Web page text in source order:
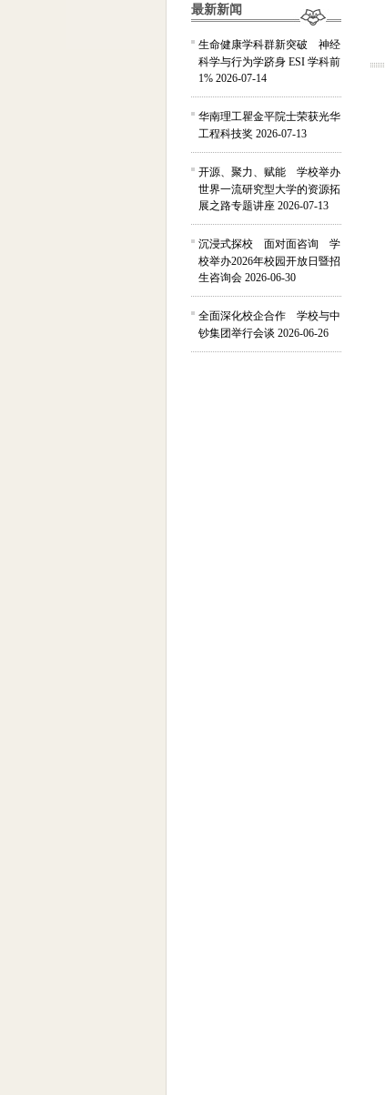
最新新闻
生命健康学科群新突破 神经
科学与行为学跻身 ESI 学科前
1% 2026-07-14
华南理工瞿金平院士荣获光华
工程科技奖 2026-07-13
开源、聚力、赋能 学校举办
世界一流研究型大学的资源拓
展之路专题讲座 2026-07-13
沉浸式探校 面对面咨询 学
校举办2026年校园开放日暨招
生咨询会 2026-06-30
全面深化校企合作 学校与中
钞集团举行会谈 2026-06-26